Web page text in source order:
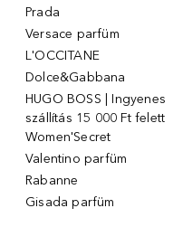
Prada
Versace parfüm
L'OCCITANE
Dolce&Gabbana
HUGO BOSS | Ingyenes
szállítás 15 000 Ft felett
Women'Secret
Valentino parfüm
Rabanne
Gisada parfüm